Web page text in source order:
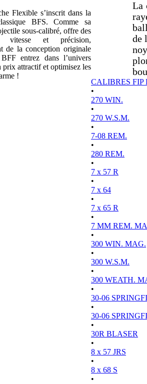
Flexible s’inscrit dans la
BFS. Comme sa
sous-calibré, offre des
vitesse et précision,
de la conception originale
entrez dans l’univers
attractif et optimisez les
!
La
de
CALIBRES FIP
•
270 WIN.
•
270 W.S.M.
•
7-08 REM.
•
280 REM.
•
7 x 57 R
•
7 x 64
•
7 x 65 R
•
7 MM REM.
•
300 WIN. MAG.
•
300 W.S.M.
•
300 WEATH.
•
30-06
•
30-06
•
30R BLASER
•
8 x 57 JRS
•
8 x 68 S
•